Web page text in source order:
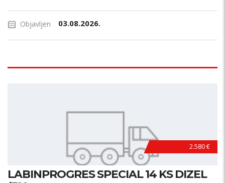
Objavljen 03.08.2026.
2.580 €
LABINPROGRES SPECIAL 14 KS DIZEL